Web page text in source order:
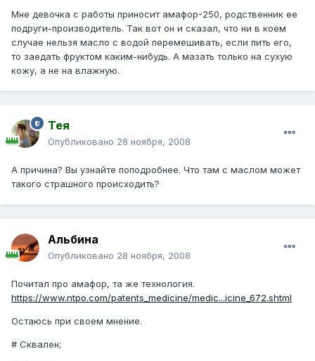
Мне девочка с работы приносит амафор-250, родственник ее
подруги-производитель. Так вот он и сказал, что ни в коем
случае нельзя масло с водой перемешивать, если пить его,
то заедать фруктом каким-нибудь. А мазать только на сухую
кожу, а не на влажную.
Тея
Опубликовано 28 ноября, 2008
А причина? Вы узнайте поподробнее. Что там с маслом может
такого страшного происходить?
Альбина
Опубликовано 28 ноября, 2008
Почитал про амафор, та же технология.
https://www.ntpo.com/patents_medicine/medic...icine_672.shtml
Остаюсь при своем мнение.
# Сквален;